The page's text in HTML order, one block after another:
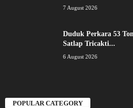
7 August 2026
Duduk Perkara 53
Satlap Tricakti...
6 August 2026
POPULAR CATEGORY